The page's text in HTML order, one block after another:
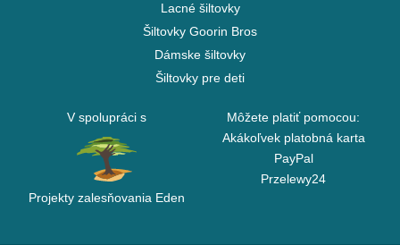
Lacné šiltovky
Šiltovky Goorin Bros
Dámske šiltovky
Šiltovky pre deti
V spolupráci s
Projekty zalesňovania Eden
Môžete platiť pomocou:
Akákoľvek platobná karta
PayPal
Przelewy24